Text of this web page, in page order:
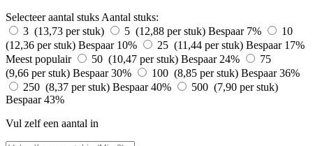
Selecteer aantal stuks Aantal stuks:
3 (13,73 per stuk)
5 (12,88 per stuk) Bespaar 7%
10
(12,36 per stuk) Bespaar 10% 25 (11,44 per stuk) Bespaar 17%
Meest populair
50 (10,47 per stuk) Bespaar 24%
75
(9,66 per stuk) Bespaar 30% 100 (8,85 per stuk) Bespaar 36%
250 (8,37 per stuk) Bespaar 40%
500 (7,90 per stuk)
Bespaar 43%
Vul zelf een aantal in